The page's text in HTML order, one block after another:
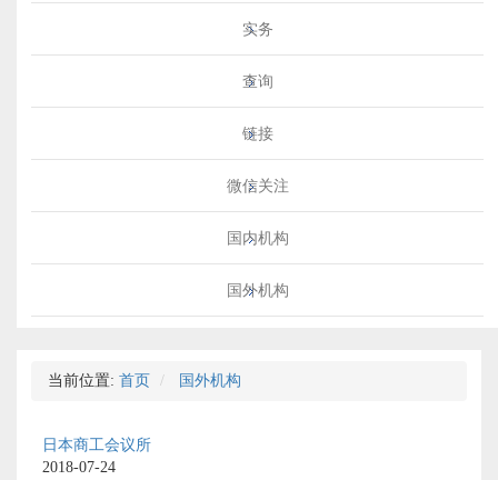
实务
查询
链接
微信关注
国内机构
国外机构
当前位置: 首页 国外机构
日本商工会议所
2018-07-24